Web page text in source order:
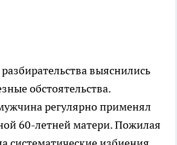
выяснились
обстоятельства.
регулярно применял
60-летней матери. Пожилая